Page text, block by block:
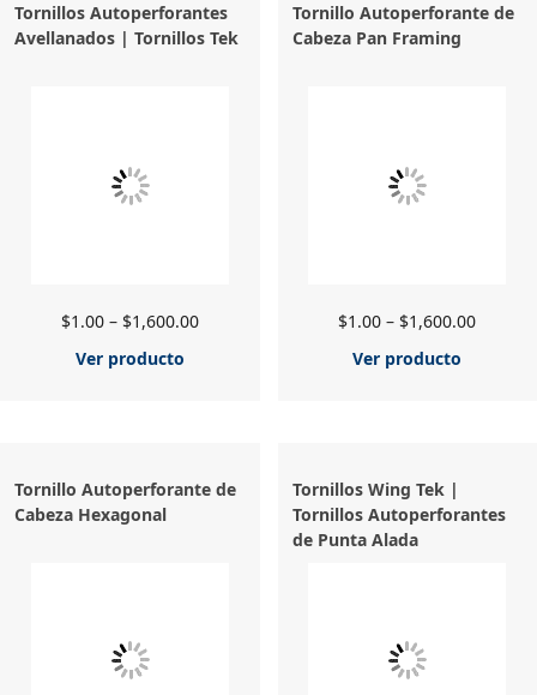
Tornillos Autoperforantes
Avellanados | Tornillos Tek
$1.00– $1,600.00
Ver producto
Tornillo Autoperforante de
Cabeza Pan Framing
$1.00 – $1,600.00
Ver producto
Tornillo Autoperforante de
Cabeza Hexagonal
Tornillos Wing Tek |
Tornillos Autoperforantes
de Punta Alada